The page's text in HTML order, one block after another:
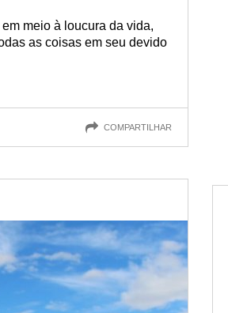
meio à loucura da vida,
as coisas em seu devido
COMPARTILHAR